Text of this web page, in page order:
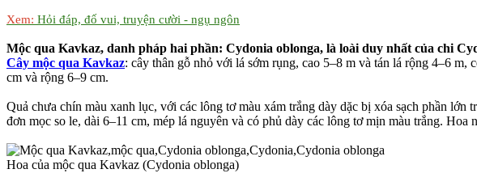
Xem: Hỏi đáp, đố vui, truyện cười - ngụ ngôn
Mộc qua Kavkaz, danh pháp hai phần: Cydonia oblonga, là loài duy nhất của chi
Cây mộc qua Kavkaz: cây thân gỗ nhỏ với lá sớm rụng, cao 5–8 m và tán lá rộng 4–6
cm và rộng 6–9 cm.
Quả chưa chín màu xanh lục, với các lông tơ màu xám trắng dày dặc bị xóa sạch phần
đơn mọc so le, dài 6–11 cm, mép lá nguyên và có phủ dày các lông tơ mịn màu trắng.
Hoa của mộc qua Kavkaz (Cydonia oblonga)